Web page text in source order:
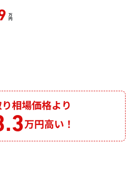
万
円
相場価格より
万円高い！